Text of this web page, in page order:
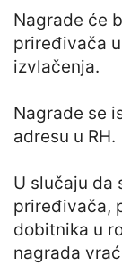
Nagrade će
priređivača
izvlačenja.
Nagrade se
adresu u RH.
U slučaju da
priređivača,
dobitnika u
nagrada